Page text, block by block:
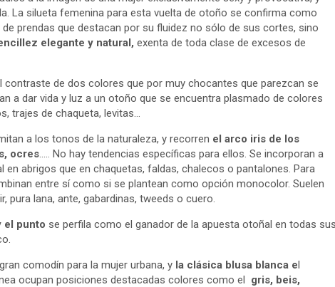
La silueta femenina para esta vuelta de otoño se confirma como
prendas que destacan por su fluidez no sólo de sus cortes, sino
elegante y natural, exenta de toda clase de excesos de
contraste de dos colores que por muy chocantes que parezcan se
a dar vida y luz a un otoño que se encuentra plasmado de colores
trajes de chaqueta, levitas…
a los tonos de la naturaleza, y recorren el arco iris de los
ocres….. No hay tendencias específicas para ellos. Se incorporan a
abrigos que en chaquetas, faldas, chalecos o pantalones. Para
entre sí como si se plantean como opción monocolor. Suelen
pura lana, ante, gabardinas, tweeds o cuero.
el punto se perfila como el ganador de la apuesta otoñal en todas sus
comodín para la mujer urbana, y la clásica blusa blanca el
ocupan posiciones destacadas colores como el gris, beis,